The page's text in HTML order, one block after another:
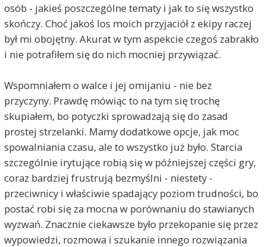
osób - jakieś poszczególne tematy i jak to się wszystko
skończy. Choć jakoś los moich przyjaciół z ekipy raczej
był mi obojętny. Akurat w tym aspekcie czegoś zabrakło
i nie potrafiłem się do nich mocniej przywiązać.
Wspomniałem o walce i jej omijaniu - nie bez
przyczyny. Prawdę mówiąc to na tym się trochę
skupiałem, bo potyczki sprowadzają się do zasad
prostej strzelanki. Mamy dodatkowe opcje, jak moc
spowalniania czasu, ale to wszystko już było. Starcia
szczególnie irytujące robią się w późniejszej części gry,
coraz bardziej frustrują bezmyślni - niestety -
przeciwnicy i właściwie spadający poziom trudności, bo
postać robi się za mocna w porównaniu do stawianych
wyzwań. Znacznie ciekawsze było przekopanie się przez
wypowiedzi, rozmowa i szukanie innego rozwiązania